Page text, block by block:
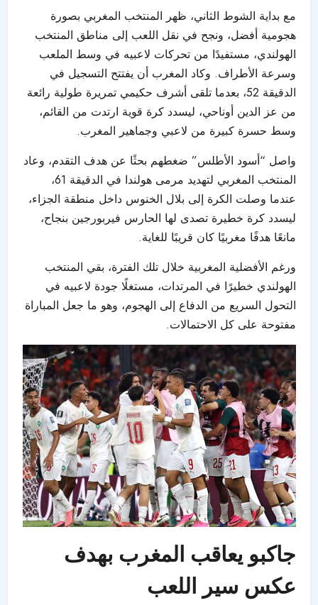
مع بداية الشوط الثاني، ظهر المنتخب المغربي بصورة
هجومية أفضل، ونجح في نقل اللعب إلى مناطق المنتخب
الهولندي، مستفيدًا من تحركات لاعبيه في وسط الملعب
وسرعة الأطراف. وكاد المغرب أن يفتتح التسجيل في
الدقيقة 52، بعدما تلقى أشرف حكيمي تمريرة طولية رائعة
من عز الدين أوناحي، ليسدد كرة قوية ارتدت من القائم،
وسط حسرة كبيرة من لاعبي وجماهير المغرب.
واصل “أسود الأطلس” ضغطهم بحثًا عن هدف التقدم، وعاد
المنتخب المغربي لتهديد مرمى هولندا في الدقيقة 61،
عندما وصلت الكرة إلى بلال الخنوس داخل منطقة الجزاء،
ليسدد كرة خطيرة تصدى لها الحارس فيربورجين بنجاح،
مانعًا هدفًا مغربيًا كان قريبًا للغاية.
ورغم الأفضلية المغربية خلال تلك الفترة، بقي المنتخب
الهولندي خطيرًا في المرتدات، مستغلًا جودة لاعبيه في
التحول السريع من الدفاع إلى الهجوم، وهو ما جعل المباراة
مفتوحة على كل الاحتمالات.
جاكبو يعاقب المغرب بهدف
عكس سير اللعب